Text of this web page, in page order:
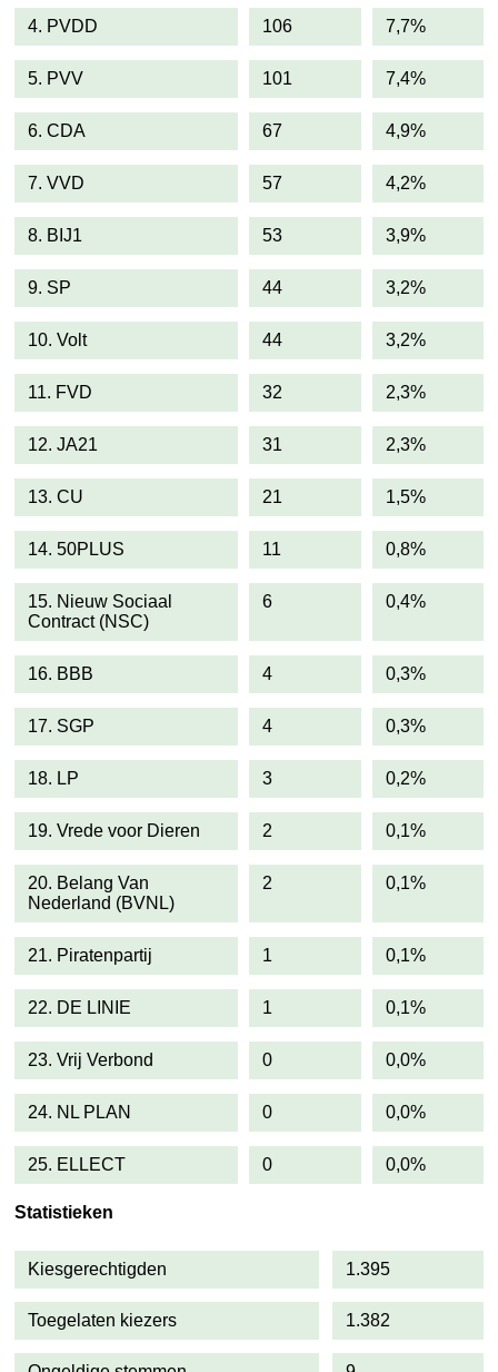
4. PVDD 106 7,7%
5. PVV 101 7,4%
6. CDA 67 4,9%
7. VVD 57 4,2%
8. BIJ1 53 3,9%
9. SP 44 3,2%
10. Volt 44 3,2%
11. FVD 32 2,3%
12. JA21 31 2,3%
13. CU 21 1,5%
14. 50PLUS 11 0,8%
15. Nieuw Sociaal
Contract (NSC)
6 0,4%
16. BBB 4 0,3%
17. SGP 4 0,3%
18. LP 3 0,2%
19. Vrede voor Dieren 2 0,1%
20. Belang Van
Nederland (BVNL)
2 0,1%
21. Piratenpartij 1 0,1%
22. DE LINIE 1 0,1%
23. Vrij Verbond 0 0,0%
24. NL PLAN 0 0,0%
25. ELLECT 0 0,0%
Statistieken
Kiesgerechtigden 1.395
Toegelaten kiezers 1.382